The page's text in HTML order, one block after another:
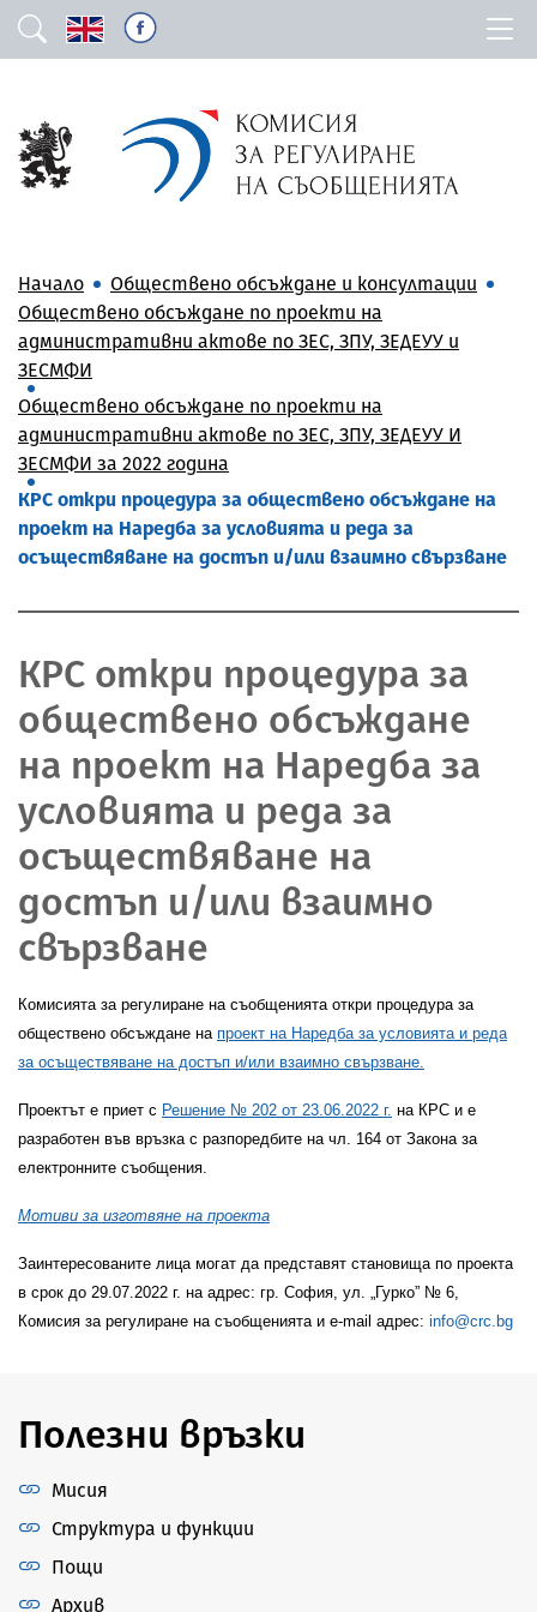
Начало
Обществено обсъждане и консултации
Обществено обсъждане по проекти на
административни актове по ЗЕС, ЗПУ, ЗЕДЕУУ и
ЗЕСМФИ
Обществено обсъждане по проекти на
административни актове по ЗЕС, ЗПУ, ЗЕДЕУУ И
ЗЕСМФИ за 2022 година
КРС откри процедура за обществено обсъждане на
проект на Наредба за условията и реда за
осъществяване на достъп и/или взаимно свързване
КРС откри процедура за
обществено обсъждане
на проект на Наредба за
условията и реда за
осъществяване на
достъп и/или взаимно
свързване
Комисията за регулиране на съобщенията откри процедура за
обществено обсъждане на проект на Наредба за условията и реда
за осъществяване на достъп и/или взаимно свързване.
Проектът е приет с Решение № 202 от 23.06.2022 г. на КРС и е
разработен във връзка с разпоредбите на чл. 164 от Закона за
електронните съобщения.
Мотиви за изготвяне на проекта
Заинтересованите лица могат да представят становища по проекта
в срок до 29.07.2022 г. на адрес: гр. София, ул. „Гурко” № 6,
Комисия за регулиране на съобщенията и e-mail адрес: info@crc.bg
Полезни връзки
Мисия
Структура и функции
Пощи
Архив